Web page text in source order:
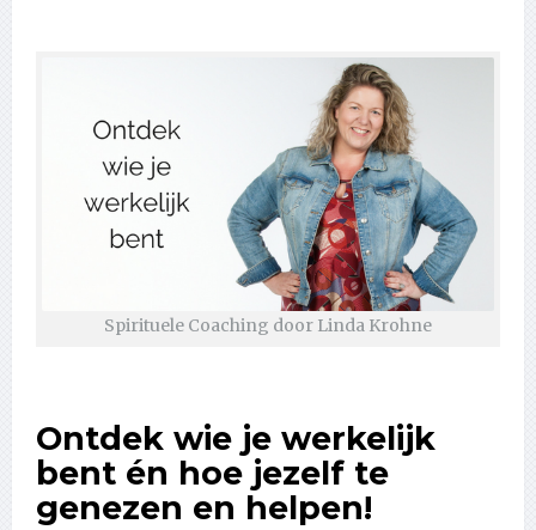
Spirituele Coaching door Linda Krohne
Ontdek wie je werkelijk
bent én hoe jezelf te
genezen en helpen!